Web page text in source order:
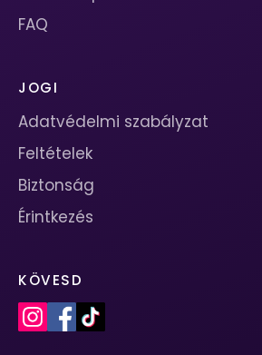
FAQ
JOGI
Adatvédelmi szabályzat
Feltételek
Biztonság
Érintkezés
KÖVESD